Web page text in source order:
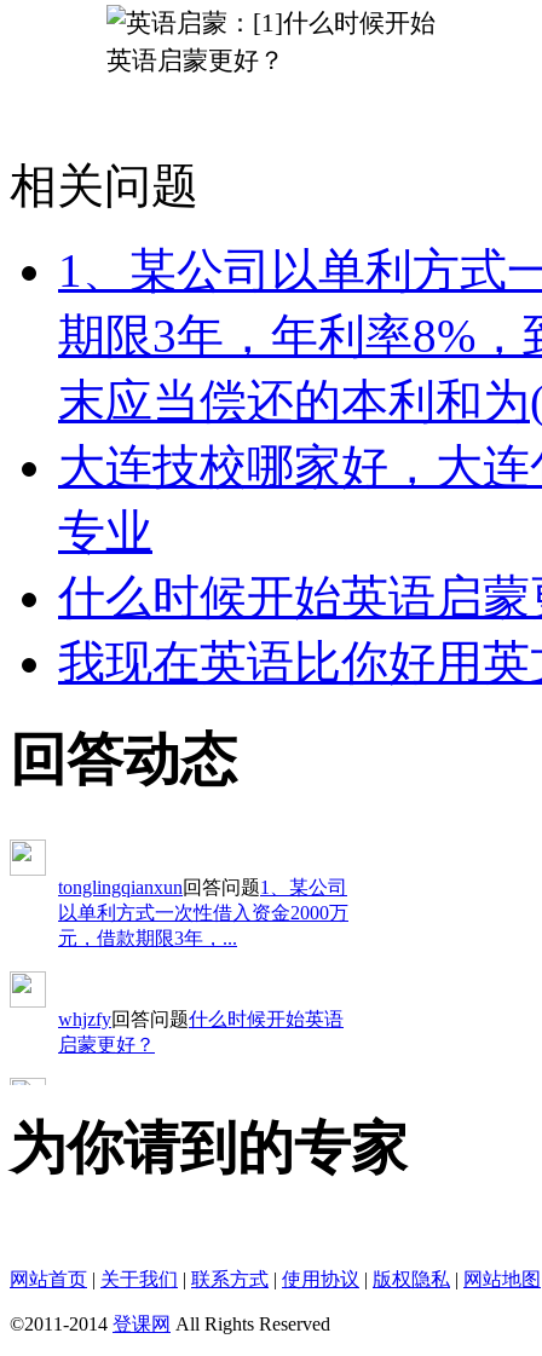
相关问题
1、某公司以单利方式
期限3年，年利率8%
末应当偿还的本利和
大连技校哪家好，大
专业
什么时候开始英语启
我现在英语比你好用
回答动态
vertes回答问题
1、某公司以单利方
式一次性借入资金2000万元，借款
期限3年，...
以单利方式一次性借入资金2000万
元，借款期限3年，...
启蒙更好？
式一次性借入资金2000万元，借款
期限3年，...
以单利方式一次性借入资金2000万
元，借款期限3年，...
为你请到的专家
网站首页 | 关于我们 | 联系方式 | 使用协议 | 版权隐私 | 网站地图
©2011-2014 登课网 All Rights Reserved